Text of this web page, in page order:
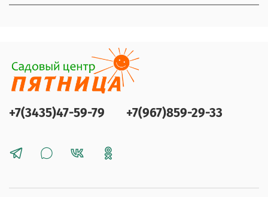
+7(3435)47-59-79 +7(967)859-29-33